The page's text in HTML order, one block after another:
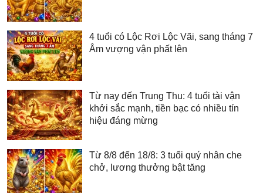
4 tuổi có Lộc Rơi Lộc Vãi, sang tháng 7
Âm vượng vận phất lên
Từ nay đến Trung Thu: 4 tuổi tài vận
khởi sắc mạnh, tiền bạc có nhiều tín
hiệu đáng mừng
Từ 8/8 đến 18/8: 3 tuổi quý nhân che
chở, lương thưởng bật tăng